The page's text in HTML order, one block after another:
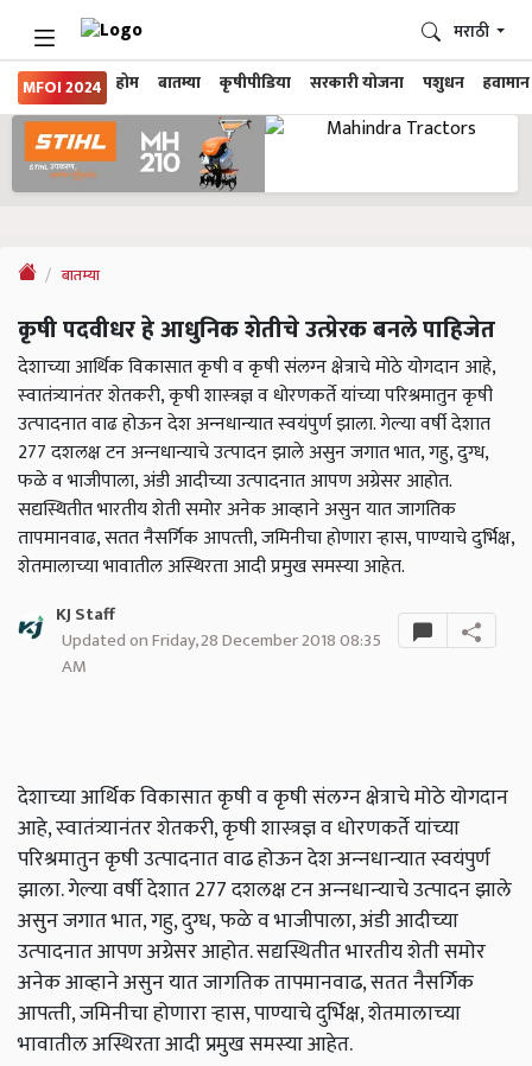
MFOI 2024 होम बातम्या कृषीपीडिया सरकारी योजना पशुधन हवामान
मराठी
बातम्या
कृषी पदवीधर हे आधुनिक शेतीचे उत्‍प्रेरक बनले पाहिजेत
देशाच्‍या आर्थिक विकासात कृषी व कृषी संलग्‍न क्षेत्राचे मोठे योगदान आहे,
स्‍वातंत्र्यानंतर शेतकरी, कृषी शास्‍त्रज्ञ व धोरणकर्ते यांच्‍या परिश्रमातुन कृषी
उत्‍पादनात वाढ होऊन देश अन्‍नधान्‍यात स्‍वयंपुर्ण झाला. गेल्‍या वर्षी देशात
277 दशलक्ष टन अन्‍नधान्‍याचे उत्‍पादन झाले असुन जगात भात, गहु, दुग्ध,
फळे व भाजीपाला, अंडी आदीच्‍या उत्‍पादनात आपण अग्रेसर आहोत.
सद्यस्थितीत भारतीय शेती समोर अनेक आव्‍हाने असुन यात जागतिक
तापमानवाढ, सतत नैसर्गिक आपत्‍ती, जमिनीचा होणारा ऱ्हास, पाण्‍याचे दुर्भिक्ष,
शेतमालाच्‍या भावातील अस्थिरता आदी प्रमुख समस्‍या आहेत.
KJ Staff
Updated on Friday, 28 December 2018 08:35
AM
देशाच्‍या आर्थिक विकासात कृषी व कृषी संलग्‍न क्षेत्राचे मोठे योगदान
आहे, स्‍वातंत्र्यानंतर शेतकरी, कृषी शास्‍त्रज्ञ व धोरणकर्ते यांच्‍या
परिश्रमातुन कृषी उत्‍पादनात वाढ होऊन देश अन्‍नधान्‍यात स्‍वयंपुर्ण
झाला. गेल्‍या वर्षी देशात 277 दशलक्ष टन अन्‍नधान्‍याचे उत्‍पादन झाले
असुन जगात भात, गहु, दुग्ध, फळे व भाजीपाला, अंडी आदीच्‍या
उत्‍पादनात आपण अग्रेसर आहोत. सद्यस्थितीत भारतीय शेती समोर
अनेक आव्‍हाने असुन यात जागतिक तापमानवाढ, सतत नैसर्गिक
आपत्‍ती, जमिनीचा होणारा ऱ्हास, पाण्‍याचे दुर्भिक्ष, शेतमालाच्‍या
भावातील अस्थिरता आदी प्रमुख समस्‍या आहेत.